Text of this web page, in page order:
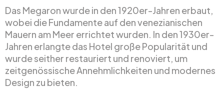
Das Megaron wurde in den 1920er-Jahren erbaut,
wobei die Fundamente auf den venezianischen
Mauern am Meer errichtet wurden. In den 1930er-
Jahren erlangte das Hotel große Popularität und
wurde seither restauriert und renoviert, um
zeitgenössische Annehmlichkeiten und modernes
Design zu bieten.